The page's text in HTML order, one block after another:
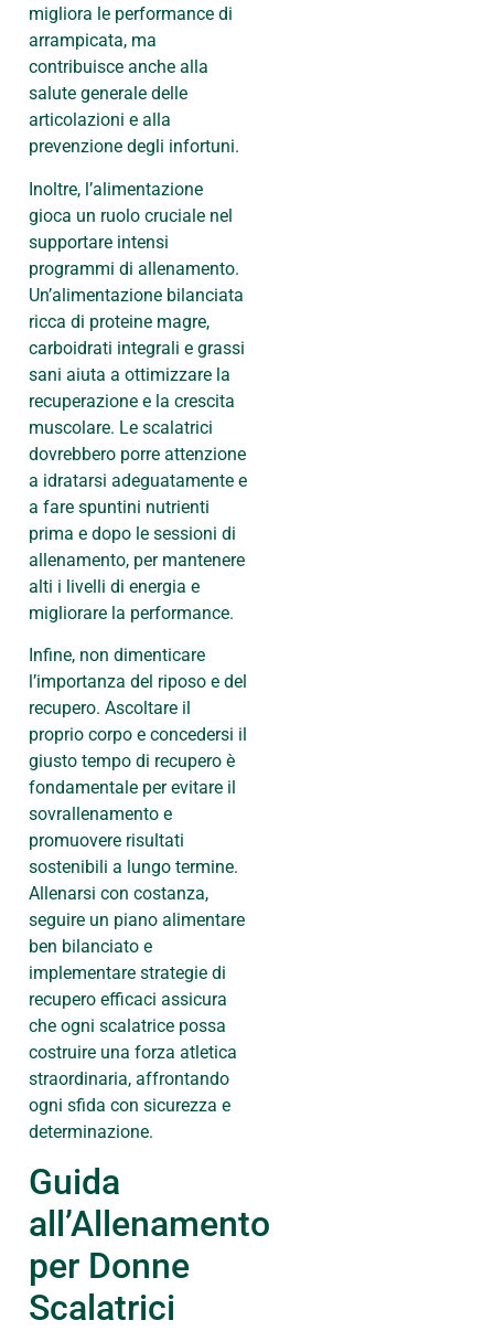
migliora le performance di
arrampicata, ma
contribuisce anche alla
salute generale delle
articolazioni e alla
prevenzione degli infortuni.
Inoltre, l’alimentazione
gioca un ruolo cruciale nel
supportare intensi
programmi di allenamento.
Un’alimentazione bilanciata
ricca di proteine magre,
carboidrati integrali e grassi
sani aiuta a ottimizzare la
recuperazione e la crescita
muscolare. Le scalatrici
dovrebbero porre attenzione
a idratarsi adeguatamente e
a fare spuntini nutrienti
prima e dopo le sessioni di
allenamento, per mantenere
alti i livelli di energia e
migliorare la performance.
Infine, non dimenticare
l’importanza del riposo e del
recupero. Ascoltare il
proprio corpo e concedersi il
giusto tempo di recupero è
fondamentale per evitare il
sovrallenamento e
promuovere risultati
sostenibili a lungo termine.
Allenarsi con costanza,
seguire un piano alimentare
ben bilanciato e
implementare strategie di
recupero efficaci assicura
che ogni scalatrice possa
costruire una forza atletica
straordinaria, affrontando
ogni sfida con sicurezza e
determinazione.
Guida
all’Allenamento
per Donne
Scalatrici